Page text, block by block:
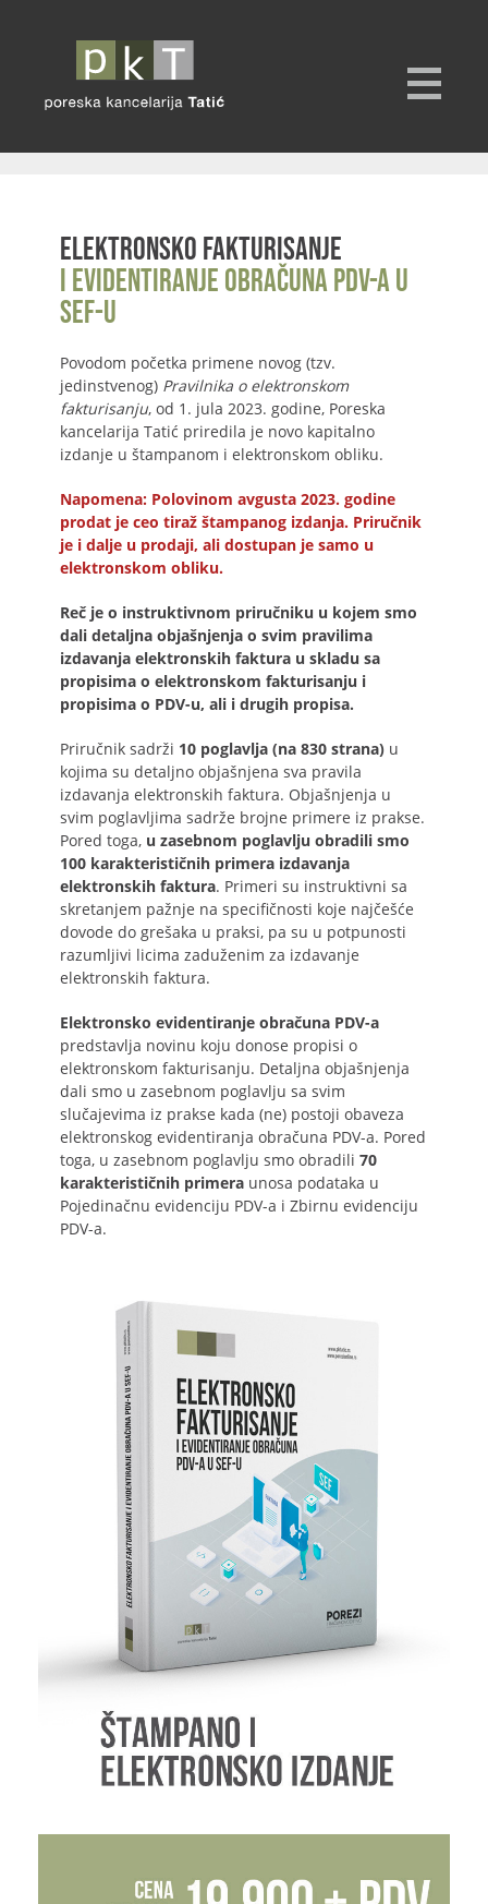
Elektronsko fakturisanje
i evidentiranje obračuna PDV-a u
SEF-u
Povodom početka primene novog (tzv.
jedinstvenog) Pravilnika o elektronskom
fakturisanju, od 1. jula 2023. godine, Poreska
kancelarija Tatić priredila je novo kapitalno
izdanje u štampanom i elektronskom obliku.
Napomena: Polovinom avgusta 2023. godine
prodat je ceo tiraž štampanog izdanja. Priručnik
je i dalje u prodaji, ali dostupan je samo u
elektronskom obliku.
Reč je o instruktivnom priručniku u kojem smo
dali detaljna objašnjenja o svim pravilima
izdavanja elektronskih faktura u skladu sa
propisima o elektronskom fakturisanju i
propisima o PDV-u, ali i drugih propisa.
Priručnik sadrži 10 poglavlja (na 830 strana) u
kojima su detaljno objašnjena sva pravila
izdavanja elektronskih faktura. Objašnjenja u
svim poglavljima sadrže brojne primere iz prakse.
Pored toga, u zasebnom poglavlju obradili smo
100 karakterističnih primera izdavanja
elektronskih faktura. Primeri su instruktivni sa
skretanjem pažnje na specifičnosti koje najčešće
dovode do grešaka u praksi, pa su u potpunosti
razumljivi licima zaduženim za izdavanje
elektronskih faktura.
Elektronsko evidentiranje obračuna PDV-a
predstavlja novinu koju donose propisi o
elektronskom fakturisanju. Detaljna objašnjenja
dali smo u zasebnom poglavlju sa svim
slučajevima iz prakse kada (ne) postoji obaveza
elektronskog evidentiranja obračuna PDV-a. Pored
toga, u zasebnom poglavlju smo obradili 70
karakterističnih primera unosa podataka u
Pojedinačnu evidenciju PDV-a i Zbirnu evidenciju
PDV-a.